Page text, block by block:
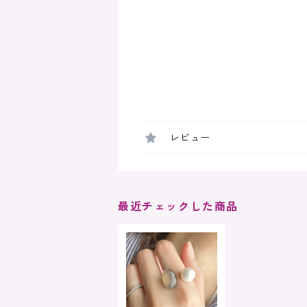
レビュー
最近チェックした商品